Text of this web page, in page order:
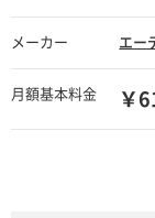
メーカー エー
月額基本料金 ￥